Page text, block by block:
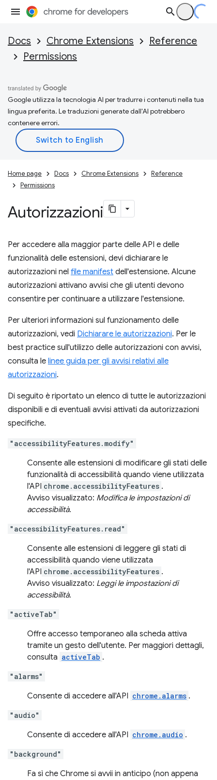
Docs Chrome Extensions
Reference
Permissions
Google utilizza la tecnologia AI per tradurre i contenuti nella tua
lingua preferita. Le traduzioni generate dall'AI potrebbero
contenere errori.
Home page Docs Chrome Extensions
Reference
Permissions
Autorizzazioni
Per accedere alla maggior parte delle API e delle
funzionalità delle estensioni, devi dichiarare le
autorizzazioni nel file manifest dell'estensione. Alcune
autorizzazioni attivano avvisi che gli utenti devono
consentire per continuare a utilizzare l'estensione.
Per ulteriori informazioni sul funzionamento delle
autorizzazioni, vedi Dichiarare le autorizzazioni. Per le
best practice sull'utilizzo delle autorizzazioni con avvisi,
consulta le linee guida per gli avvisi relativi alle
autorizzazioni.
Di seguito è riportato un elenco di tutte le autorizzazioni
disponibili e di eventuali avvisi attivati da autorizzazioni
specifiche.
"accessibilityFeatures.modify"
Consente alle estensioni di modificare gli stati delle
funzionalità di accessibilità quando viene utilizzata
l'API chrome.accessibilityFeatures .
Avviso visualizzato: Modifica le impostazioni di
accessibilità.
"accessibilityFeatures.read"
Consente alle estensioni di leggere gli stati di
accessibilità quando viene utilizzata
l'API chrome.accessibilityFeatures .
Avviso visualizzato: Leggi le impostazioni di
accessibilità.
"activeTab"
Offre accesso temporaneo alla scheda attiva
tramite un gesto dell'utente. Per maggiori dettagli,
consulta activeTab .
"alarms"
Consente di accedere all'API chrome.alarms .
"audio"
Consente di accedere all'API chrome.audio .
"background"
Fa sì che Chrome si avvii in anticipo (non appena